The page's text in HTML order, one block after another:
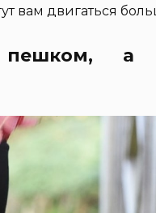
вам двигаться
пешком, а